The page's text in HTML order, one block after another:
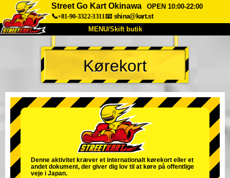
Street Go Kart Okinawa
OPEN 10:00-22:00
📞+81-90-3322-3311📧 shina@kart.st
MENU/Skift butik
TOP
Om Specifikationer Pris
Virksomhed Booking
Skift butik
Tokyo Shinagawa
Tokyo Akihabara#2
Tokyo Shibuya Annex Tokyo Bay
Kørekort
Denne aktivitet kræver et internationalt kørekort eller et
andet dokument, der giver dig lov til at køre på offentlige
veje i Japan.